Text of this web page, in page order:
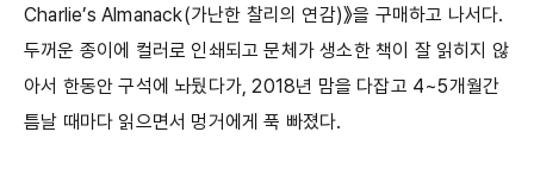
Charlie’s Almanack(가난한 찰리의 연감)》을 구매하고 나서다.
두꺼운 종이에 컬러로 인쇄되고 문체가 생소한 책이 잘 읽히지 않
아서 한동안 구석에 놔뒀다가, 2018년 맘을 다잡고 4~5개월간
틈날 때마다 읽으면서 멍거에게 푹 빠졌다.